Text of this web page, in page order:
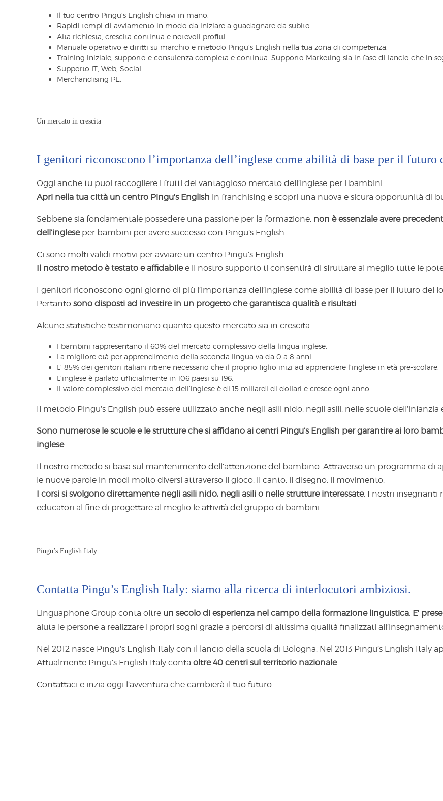
Il tuo centro Pingu’s English chiavi in mano.
Rapidi tempi di avviamento in modo da iniziare a guadagnare da subito.
Alta richiesta, crescita continua e notevoli profitti.
Manuale operativo e diritti su marchio e metodo Pingu’s English nella tua zona di competenza.
Training iniziale, supporto e consulenza completa e continua. Supporto Marketing sia in fase di lancio che in
Supporto IT, Web, Social.
Merchandising PE.
Un mercato in crescita
I genitori riconoscono l’importanza dell’inglese come abilità di base per il futuro
Oggi anche tu puoi raccogliere i frutti del vantaggioso mercato dell’inglese per i bambini.
Apri nella tua città un centro Pingu’s English in franchising e scopri una nuova e sicura opportunità di
Sebbene sia fondamentale possedere una passione per la formazione, non è essenziale avere
dell’ingleseper bambini per avere successo con Pingu’s English.
Ci sono molti validi motivi per avviare un centro Pingu’s English.
Il nostro metodo è testato e affidabilee il nostro supporto ti consentirà di sfruttare al meglio tutte le
I genitori riconoscono ogni giorno di più l’importanza dell’inglese come abilità di base per il futuro del
Pertanto sono disposti ad investire in un progetto che garantisca qualità e risultati.
Alcune statistiche testimoniano quanto questo mercato sia in crescita.
I bambini rappresentano il 60% del mercato complessivo della lingua inglese.
La migliore età per apprendimento della seconda lingua va da 0 a 8 anni.
L’ 85% dei genitori italiani ritiene necessario che il proprio figlio inizi ad apprendere l’inglese in età pre-scolare.
L’inglese è parlato ufficialmente in 106 paesi su 196.
Il valore complessivo del mercato dell’inglese è di 15 miliardi di dollari e cresce ogni anno.
Il metodo Pingu’s English può essere utilizzato anche negli asili nido, negli asili, nelle scuole
Sono numerose le scuole e le strutture che si affidano ai centri Pingu’s English per garantire ai loro
inglese.
Il nostro metodo si basa sul mantenimento dell’attenzione del bambino. Attraverso un programma di
le nuove parole in modi molto diversi attraverso il gioco, il canto, il disegno, il movimento.
I corsi si svolgono direttamente negli asili nido, negli asili o nelle strutture interessate. I nostri insegnanti
educatori al fine di progettare al meglio le attività del gruppo di bambini.
Pingu’s English Italy
Contatta Pingu’s English Italy: siamo alla ricerca di interlocutori ambiziosi.
Linguaphone Group conta oltre un secolo di esperienza nel campo della formazione linguistica E’
aiuta le persone a realizzare i propri sogni grazie a percorsi di altissima qualità finalizzati
Nel 2012 nasce Pingu’s English Italy con il lancio della scuola di Bologna. Nel 2013 Pingu’s English Italy
Attualmente Pingu’s English Italy conta oltre 40 centri sul territorio nazionale.
Contattaci e inzia oggi l’avventura che cambierà il tuo futuro.